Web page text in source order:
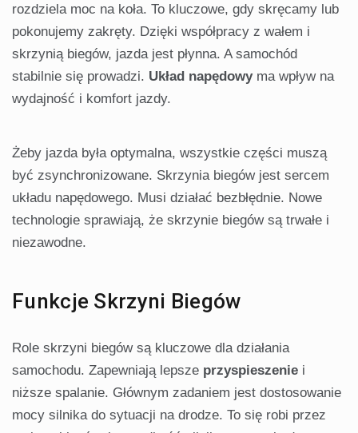
rozdziela moc na koła. To kluczowe, gdy skręcamy lub
pokonujemy zakręty. Dzięki współpracy z wałem i
skrzynią biegów, jazda jest płynna. A samochód
stabilnie się prowadzi. Układ napędowyma wpływ na
wydajność i komfort jazdy.
Żeby jazda była optymalna, wszystkie części muszą
być zsynchronizowane. Skrzynia biegów jest sercem
układu napędowego. Musi działać bezbłędnie. Nowe
technologie sprawiają, że skrzynie biegów są trwałe i
niezawodne.
Funkcje Skrzyni Biegów
Role skrzyni biegów są kluczowe dla działania
samochodu. Zapewniają lepsze przyspieszenie i
niższe spalanie. Głównym zadaniem jest dostosowanie
mocy silnika do sytuacji na drodze. To się robi przez